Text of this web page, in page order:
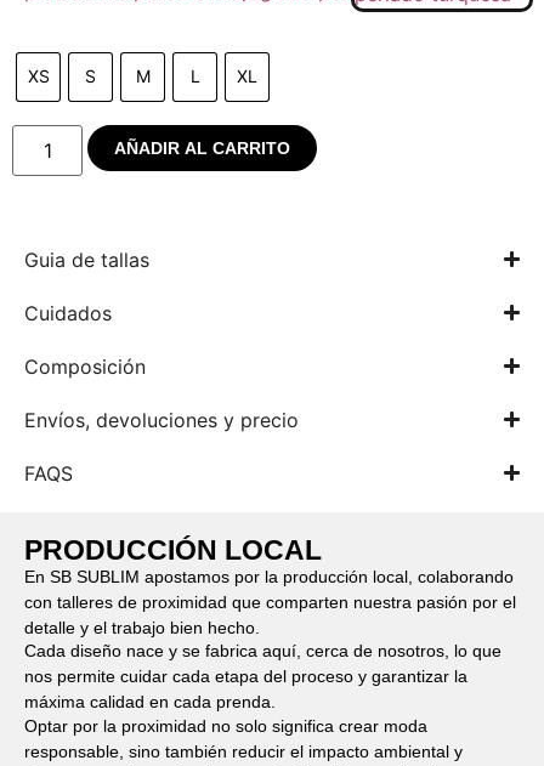
XS S M L XL
AÑADIR AL CARRITO
Guia de tallas
Cuidados
Composición
Envíos, devoluciones y precio
FAQS
PRODUCCIÓN LOCAL
En SB SUBLIM apostamos por la producción local, colaborando
con talleres de proximidad que comparten nuestra pasión por el
detalle y el trabajo bien hecho.
Cada diseño nace y se fabrica aquí, cerca de nosotros, lo que
nos permite cuidar cada etapa del proceso y garantizar la
máxima calidad en cada prenda.
Optar por la proximidad no solo significa crear moda
responsable, sino también reducir el impacto ambiental y